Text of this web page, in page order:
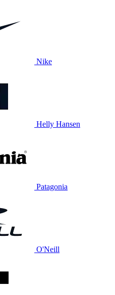
Nike
Helly Hansen
Patagonia
O'Neill